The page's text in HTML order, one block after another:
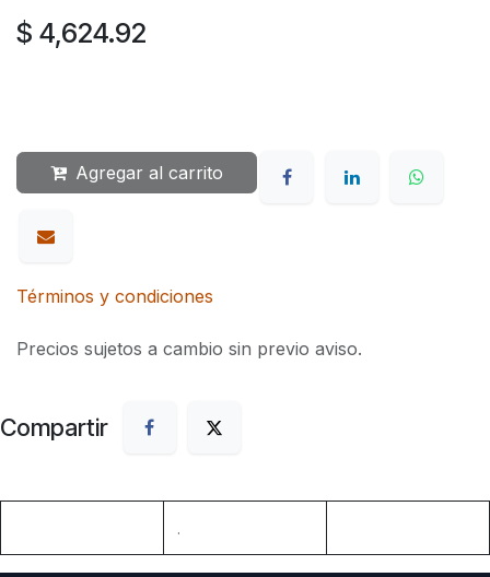
$ 4,624.92
Agregar al carrito
Términos y condiciones
Precios sujetos a cambio sin previo aviso.
Compartir
.